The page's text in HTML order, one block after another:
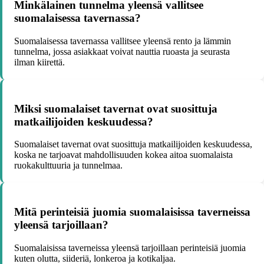
Minkälainen tunnelma yleensä vallitsee
suomalaisessa tavernassa?
Suomalaisessa tavernassa vallitsee yleensä rento ja lämmin
tunnelma, jossa asiakkaat voivat nauttia ruoasta ja seurasta
ilman kiirettä.
Miksi suomalaiset tavernat ovat suosittuja
matkailijoiden keskuudessa?
Suomalaiset tavernat ovat suosittuja matkailijoiden keskuudessa,
koska ne tarjoavat mahdollisuuden kokea aitoa suomalaista
ruokakulttuuria ja tunnelmaa.
Mitä perinteisiä juomia suomalaisissa taverneissa
yleensä tarjoillaan?
Suomalaisissa taverneissa yleensä tarjoillaan perinteisiä juomia
kuten olutta, siideriä, lonkeroa ja kotikaljaa.